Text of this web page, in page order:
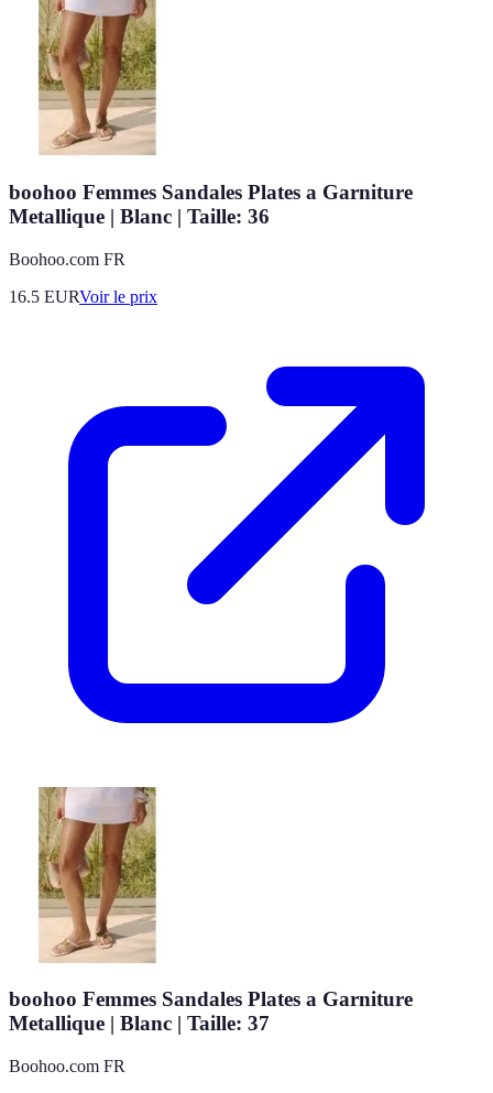
boohoo Femmes Sandales Plates a Garniture
Metallique | Blanc | Taille: 36
Boohoo.com FR
16.5 EURVoir le prix
boohoo Femmes Sandales Plates a Garniture
Metallique | Blanc | Taille: 37
Boohoo.com FR